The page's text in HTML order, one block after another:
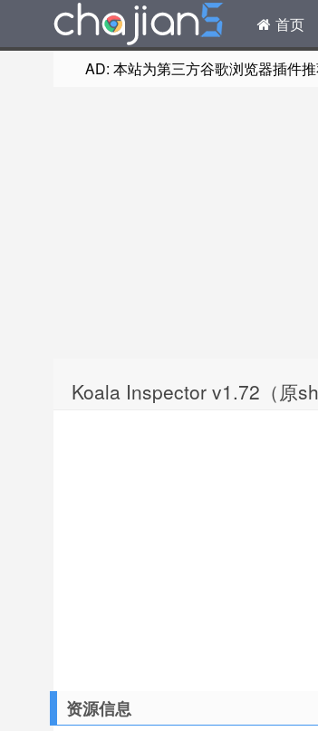
首页
AD: 本站为第三方谷歌浏览器插件
Koala Inspector v1.72（原
资源信息